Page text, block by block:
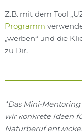
Z.B. mit dem Tool
Programm
„werben“ und die
zu Dir.
*Das Mini-
wir konkrete Ideen
Naturberuf